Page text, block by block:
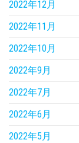
2022年12月
2022年11月
2022年10月
2022年9月
2022年7月
2022年6月
2022年5月